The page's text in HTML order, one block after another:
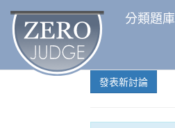
分類題庫
發表新討論